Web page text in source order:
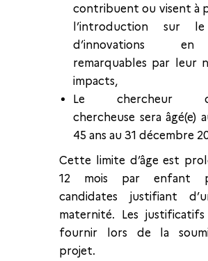
contribuent ou visent à
l’introduction sur
d’innovations
remarquables par leur
impacts,
Le chercheur
chercheuse sera âgé(e)
45 ans au 31 décembre
Cette limite d’âge est
12 mois par enfant
candidates justifiant
maternité. Les
fournir lors de la
projet.